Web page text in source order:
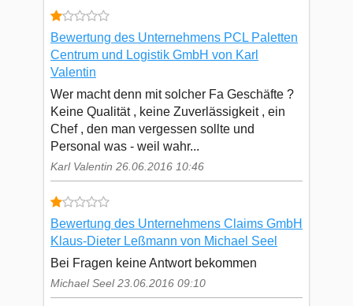
Bewertung des Unternehmens PCL Paletten
Centrum und Logistik GmbH von Karl
Valentin
Wer macht denn mit solcher Fa Geschäfte ?
Keine Qualität , keine Zuverlässigkeit , ein
Chef , den man vergessen sollte und
Personal was - weil wahr...
Karl Valentin 26.06.2016 10:46
Bewertung des Unternehmens Claims GmbH
Klaus-Dieter Leßmann von Michael Seel
Bei Fragen keine Antwort bekommen
Michael Seel 23.06.2016 09:10